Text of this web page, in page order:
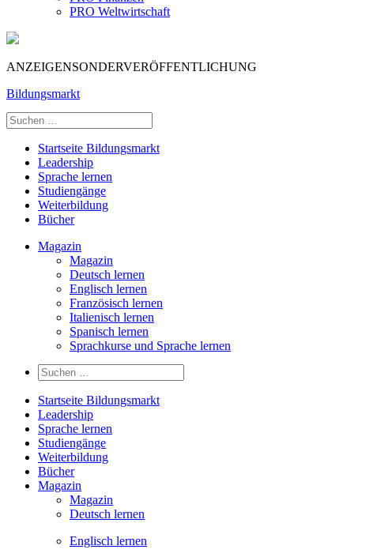
PRO Weltwirtschaft
ANZEIGENSONDERVERÖFFENTLICHUNG
Bildungsmarkt
Startseite Bildungsmarkt
Leadership
Sprache lernen
Studiengänge
Weiterbildung
Bücher
Magazin
Magazin
Deutsch lernen
Englisch lernen
Französisch lernen
Italienisch lernen
Spanisch lernen
Sprachkurse und Sprache lernen
Startseite Bildungsmarkt
Leadership
Sprache lernen
Studiengänge
Weiterbildung
Bücher
Magazin
Magazin
Deutsch lernen
Englisch lernen